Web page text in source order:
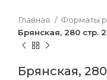
Главная Форматы
Брянская, 280 стр. 2
Брянская,